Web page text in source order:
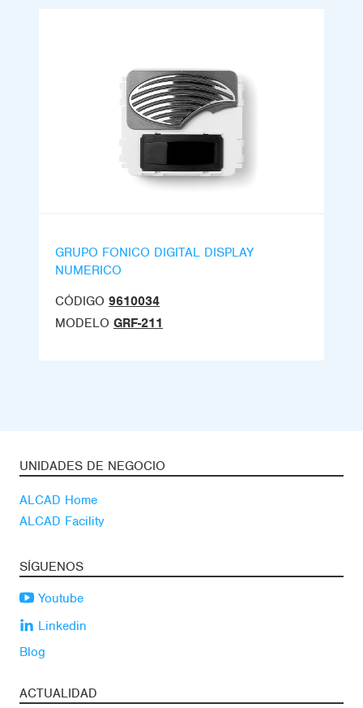
GRUPO FONICO DIGITAL DISPLAY
NUMERICO
CÓDIGO 9610034
MODELO GRF-211
UNIDADES DE NEGOCIO
ALCAD Home
ALCAD Facility
SÍGUENOS
Youtube
Linkedin
Blog
ACTUALIDAD